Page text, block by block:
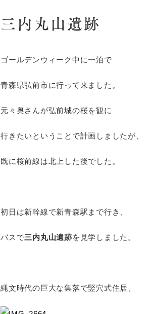
三内丸山遺跡
ゴールデンウィーク中に一泊で
青森県弘前市に行って来ました。
元々奥さんが弘前城の桜を観に
行きたいということで計画しましたが、
既に桜前線は北上した後でした。
初日は新幹線で新青森駅まで行き、
バスで三内丸山遺跡を見学しました。
縄文時代の巨大な集落で竪穴式住居、